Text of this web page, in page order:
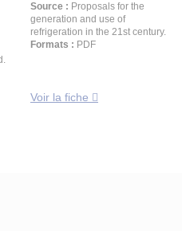
Source : Proposals for the
generation and use of
refrigeration in the 21st century.
Formats : PDF
Voir la fiche